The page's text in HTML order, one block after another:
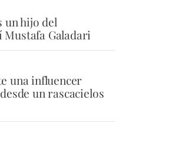
un hijo del
Galadari
una influencer
un rascacielos